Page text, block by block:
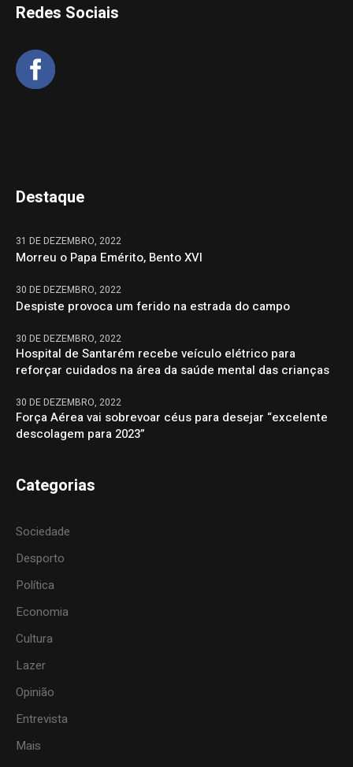
Redes Sociais
Destaque
31 DE DEZEMBRO, 2022
Morreu o Papa Emérito, Bento XVI
30 DE DEZEMBRO, 2022
Despiste provoca um ferido na estrada do campo
30 DE DEZEMBRO, 2022
Hospital de Santarém recebe veículo elétrico para
reforçar cuidados na área da saúde mental das crianças
30 DE DEZEMBRO, 2022
Força Aérea vai sobrevoar céus para desejar “excelente
descolagem para 2023”
Categorias
Sociedade
Desporto
Política
Economia
Cultura
Lazer
Opinião
Entrevista
Mais